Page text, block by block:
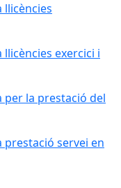
llicències
llicències exercici i
per la prestació del
prestació servei en